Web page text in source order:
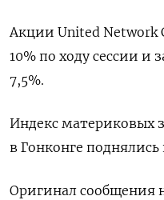
Акции United Network
10% по ходу сессии и
7,5%.
Индекс материковых
в Гонконге поднялись
Оригинал сообщения